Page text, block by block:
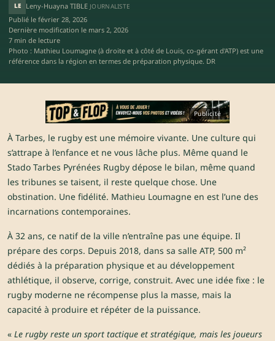
LE Leny-Huayna TIBLE JOURNALISTE
Publié le février 28, 2026
Dernière modification le mars 2, 2026
7 min de lecture
Photo : Mathieu Loumagne (à droite et à côté de Louis, co-gérant d'ATP) est une
référence dans la région en termes de préparation physique. DR
Publicité
À Tarbes, le rugby est une mémoire vivante. Une culture qui
s’attrape à l’enfance et ne vous lâche plus. Même quand le
Stado Tarbes Pyrénées Rugby dépose le bilan, même quand
les tribunes se taisent, il reste quelque chose. Une
obstination. Une fidélité. Mathieu Loumagne en est l’une des
incarnations contemporaines.
À 32 ans, ce natif de la ville n’entraîne pas une équipe. Il
prépare des corps. Depuis 2018, dans sa salle ATP, 500 m²
dédiés à la préparation physique et au développement
athlétique, il observe, corrige, construit. Avec une idée fixe : le
rugby moderne ne récompense plus la masse, mais la
capacité à produire et répéter de la puissance.
« Le rugby reste un sport tactique et stratégique, mais les joueurs